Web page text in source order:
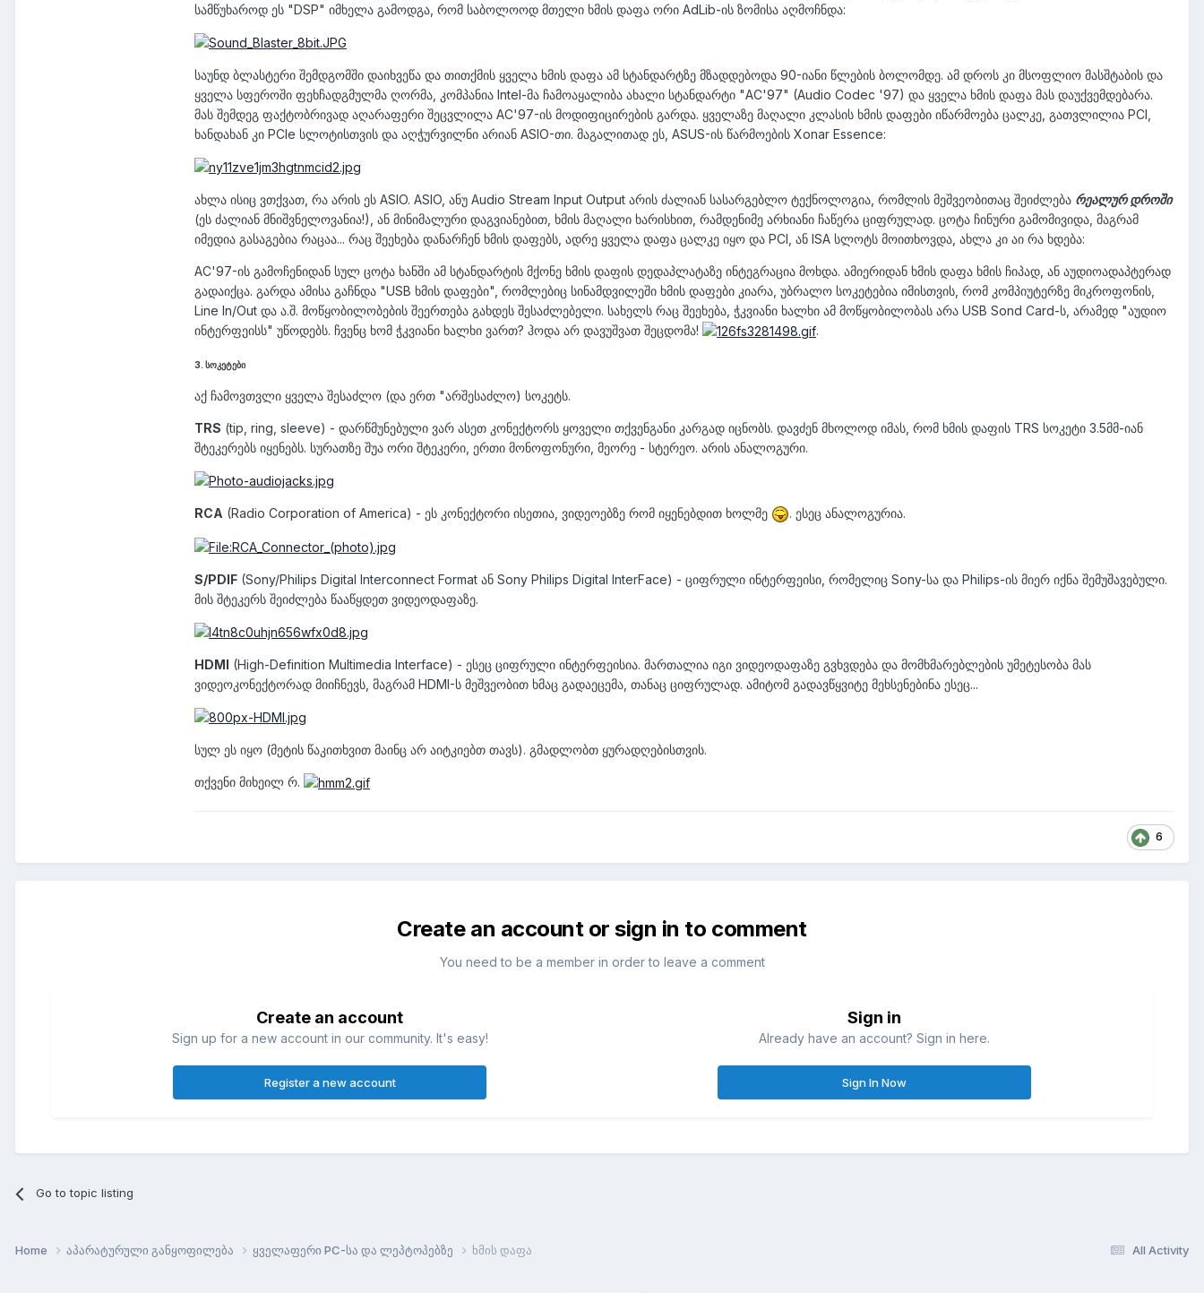
სამწუხაროდ ეს "DSP" იმხელა გამოდგა, რომ საბოლოოდ მთელი ხმის დაფა ორი AdLib-ის ზომისა აღმოჩნდა:
საუნდ ბლასტერი შემდგომში დაიხვეწა და თითქმის ყველა ხმის დაფა ამ სტანდარტზე მზადდებოდა 90-იანი წლების ბოლომდე. ამ დროს კი მსოფლიო მასშტაბის და
ყველა სფეროში ფეხჩადგმულმა ღორმა, კომპანია Intel-მა ჩამოაყალიბა ახალი სტანდარტი "AC'97" (Audio Codec '97) და ყველა ხმის დაფა მას დაუქვემდებარა.
მას შემდეგ ფაქტობრივად აღარაფერი შეცვლილა AC'97-ის მოდიფიცირების გარდა. ყველაზე მაღალი კლასის ხმის დაფები იწარმოება ცალკე, გათვლილია PCI,
ხანდახან კი PCIe სლოტისთვის და აღჭურვილნი არიან ASIO-თი. მაგალითად ეს, ASUS-ის წარმოების Xonar Essence:
ახლა ისიც ვთქვათ, რა არის ეს ASIO. ASIO, ანუ Audio Stream Input Output არის ძალიან სასარგებლო ტექნოლოგია, რომლის მეშვეობითაც შეიძლება რეალურ დროში
(ეს ძალიან მნიშვნელოვანია!), ან მინიმალური დაგვიანებით, ხმის მაღალი ხარისხით, რამდენიმე არხიანი ჩაწერა ციფრულად. ცოტა ჩინური გამომივიდა, მაგრამ
იმედია გასაგებია რაცაა... რაც შეეხება დანარჩენ ხმის დაფებს, ადრე ყველა დაფა ცალკე იყო და PCI, ან ISA სლოტს მოითხოვდა, ახლა კი აი რა ხდება:
AC'97-ის გამოჩენიდან სულ ცოტა ხანში ამ სტანდარტის მქონე ხმის დაფის დედაპლატაზე ინტეგრაცია მოხდა. ამიერიდან ხმის დაფა ხმის ჩიპად, ან აუდიოადაპტერად
გადაიქცა. გარდა ამისა გაჩნდა "USB ხმის დაფები", რომლებიც სინამდვილეში ხმის დაფები კიარა, უბრალო სოკეტებია იმისთვის, რომ კომპიუტერზე მიკროფონის,
Line In/Out და ა.შ. მოწყობილობების შეერთება გახდეს შესაძლებელი. სახელს რაც შეეხება, ჭკვიანი ხალხი ამ მოწყობილობას არა USB Sond Card-ს, არამედ "აუდიო
ინტერფეისს" უწოდებს. ჩვენც ხომ ჭკვიანი ხალხი ვართ? ჰოდა არ დავუშვათ შეცდომა!
.
3. სოკეტები
აქ ჩამოვთვლი ყველა შესაძლო (და ერთ "არშესაძლო) სოკეტს.
TRS (tip, ring, sleeve) - დარწმუნებული ვარ ასეთ კონექტორს ყოველი თქვენგანი კარგად იცნობს. დავძენ მხოლოდ იმას, რომ ხმის დაფის TRS სოკეტი 3.5მმ-იან
შტეკერებს იყენებს. სურათზე შუა ორი შტეკერი, ერთი მონოფონური, მეორე - სტერეო. არის ანალოგური.
RCA (Radio Corporation of America) - ეს კონექტორი ისეთია, ვიდეოებზე რომ იყენებდით ხოლმე . ესეც ანალოგურია.
S/PDIF (Sony/Philips Digital Interconnect Format ან Sony Philips Digital InterFace) - ციფრული ინტერფეისი, რომელიც Sony-სა და Philips-ის მიერ იქნა შემუშავებული.
მის შტეკერს შეიძლება წააწყდეთ ვიდეოდაფაზე.
HDMI (High-Definition Multimedia Interface) - ესეც ციფრული ინტერფეისია. მართალია იგი ვიდეოდაფაზე გვხვდება და მომხმარებლების უმეტესობა მას
ვიდეოკონექტორად მიიჩნევს, მაგრამ HDMI-ს მეშვეობით ხმაც გადაეცემა, თანაც ციფრულად. ამიტომ გადავწყვიტე მეხსენებინა ესეც...
სულ ეს იყო (მეტის წაკითხვით მაინც არ აიტკიებთ თავს). გმადლობთ ყურადღებისთვის.
თქვენი მიხეილ რ.
6
Create an account or sign in to comment
You need to be a member in order to leave a comment
Create an account
Sign up for a new account in our community. It's easy!
Register a new account
Sign in
Already have an account? Sign in here.
Sign In Now
Go to topic listing
All Activity
Home აპარატურული განყოფილება ყველაფერი PC-სა და ლეპტოპებზე ხმის დაფა